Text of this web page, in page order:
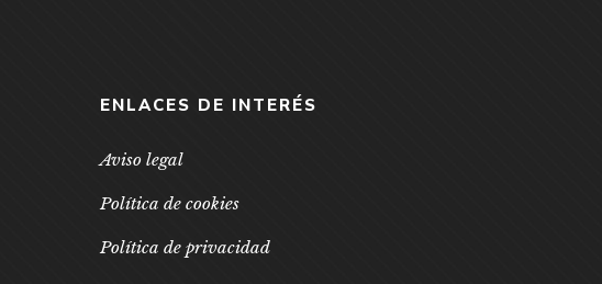
ENLACES DE INTERÉS
Aviso legal
Política de cookies
Política de privacidad